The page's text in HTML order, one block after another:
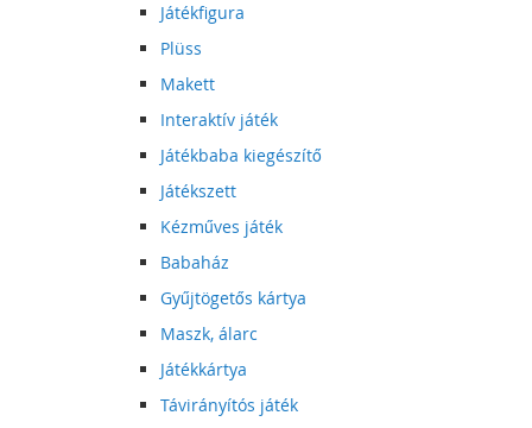
Játékfigura
Plüss
Makett
Interaktív játék
Játékbaba kiegészítő
Játékszett
Kézműves játék
Babaház
Gyűjtögetős kártya
Maszk, álarc
Játékkártya
Távirányítós játék